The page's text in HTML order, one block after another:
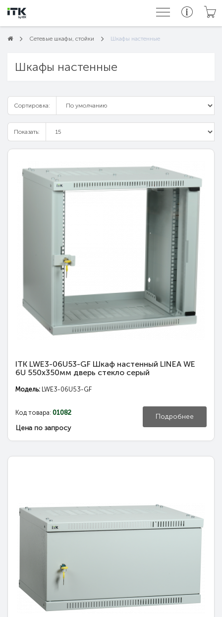
Сетевые шкафы, стойки Шкафы настенные
Шкафы настенные
Сортировка:
Показать:
ITK LWE3-06U53-GF Шкаф настенный LINEA WE
6U 550x350мм дверь стекло серый
Модель: LWE3-06U53-GF
Код товара: 01082
Цена по запросу
Подробнее